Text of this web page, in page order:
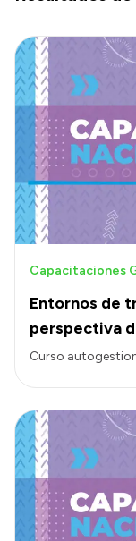
Prensa
Autoridades y
Discursos en la
Casa de
Acerca de Río
Historia
Geografía
Invertí en Río
Transparencia
Presupuesto
Compras y
Consulta de
Consulta de
Convocatorias
Intranet
Entornos de
perspectiva
Capacitaciones
Curso